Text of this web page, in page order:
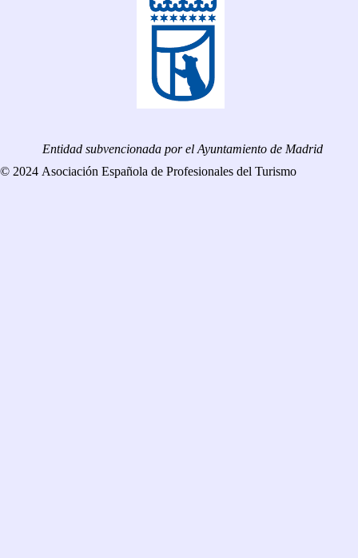
Entidad subvencionada por el Ayuntamiento de Madrid
© 2024 Asociación Española de Profesionales del Turismo